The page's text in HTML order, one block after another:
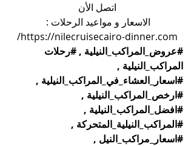
اتصل الأن
الاسعار و مواعيد الرحلات :
https://nilecruisecairo-dinner.com/
#عروض_المراكب_النيلية , #رحلات
المراكب_النيلية ,
#اسعار_العشاء_في_المراكب_النيلية ,
#ارخص_المراكب_النيلية ,
#افضل_المراكب_النيلية ,
#المراكب_النيلية_المتحركة ,
#اسعار_مراكب_النيل ,